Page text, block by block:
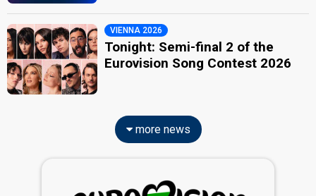
VIENNA 2026
Tonight: Semi-final 2 of the
Eurovision Song Contest 2026
more news